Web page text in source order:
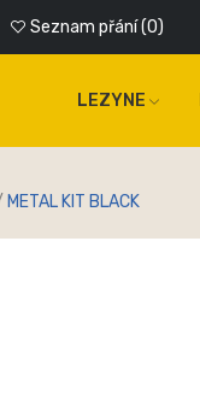
Seznam přání 0
LEZYNE
METAL KIT BLACK